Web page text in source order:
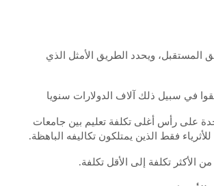
ويحدد الطريق الأمثل الذي
في سبيل ذلك آلاف الدولارات سنويا
على رأس أغلى تكلفة تعليم بين جامعات
فقط الذين يمتلكون تكاليفه الباهظة.
الأكثر تكلفة إلى الأقل تكلفة.